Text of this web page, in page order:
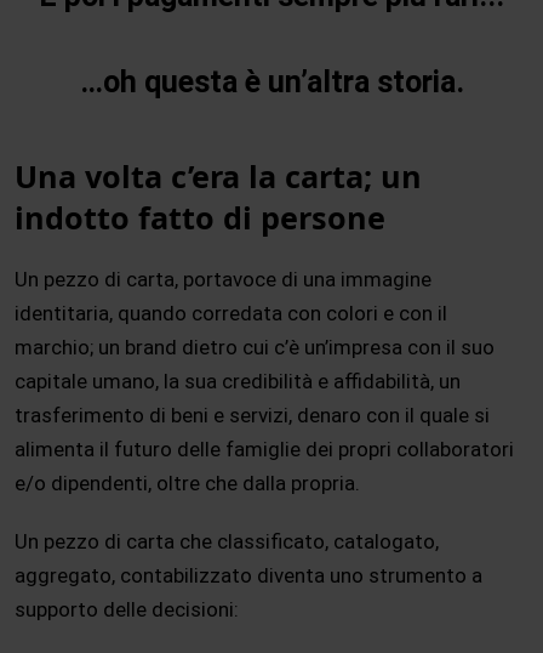
…oh questa è un’altra storia.
Una volta c’era la carta; un
indotto fatto di persone
Un pezzo di carta, portavoce di una immagine
identitaria, quando corredata con colori e con il
marchio; un brand dietro cui c’è un’impresa con il suo
capitale umano, la sua credibilità e affidabilità, un
trasferimento di beni e servizi, denaro con il quale si
alimenta il futuro delle famiglie dei propri collaboratori
e/o dipendenti, oltre che dalla propria.
Un pezzo di carta che classificato, catalogato,
aggregato, contabilizzato diventa uno strumento a
supporto delle decisioni: